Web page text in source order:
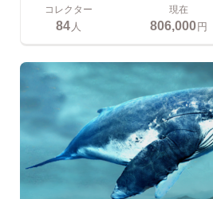
コレクター
84 人
現在
806,000円